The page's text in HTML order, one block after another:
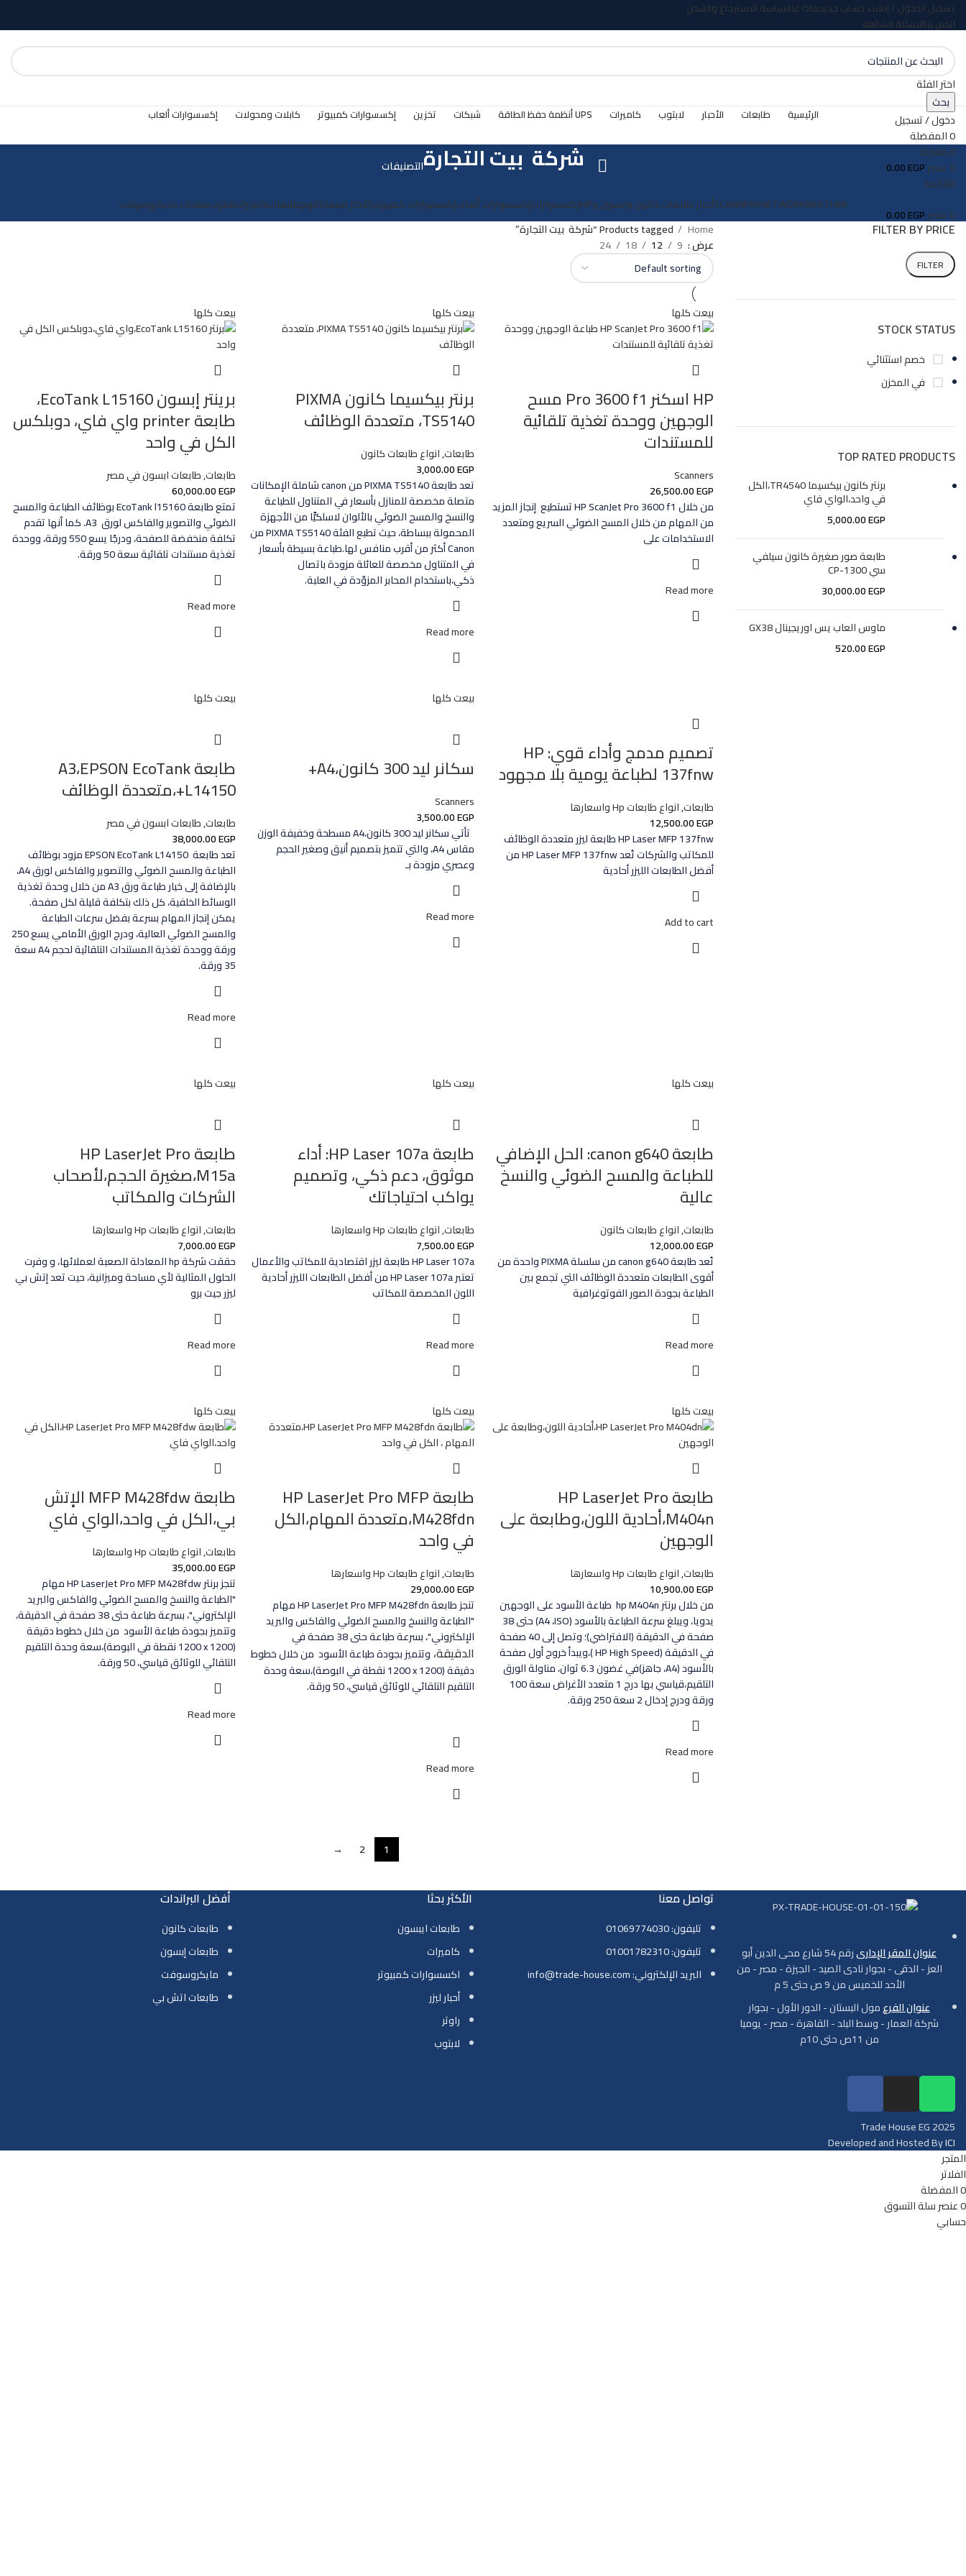
تسجيل الدخول / إنشاء حساب جديدماذا عناسياسة الاسترجاع والشحن
اتصل بناالاسئلة الشائعة
اختر الفئة
بحث
دخول / تسجيل
0المفضلة
0مقارنة
0عنصر 0.00EGP
القائمة
0عنصر 0.00EGP
الرئيسية طابعات الأحبار لابتوب كاميرات UPS أنظمة حفظ الطاقة شبكات تخزين إكسسوارات كمبيوتر كابلات ومحولات إكسسوارات ألعاب
شركة بيت التجارةالتصنيفات
BROTHER
NETWORK
SCANNERSأحبار طابعات كانون وابسون وHP إكسسواراتإكسسوارات ألعابإكسسوارات كمبيوترالأكثر مبيعابانتومطابعاتكاميراتلابتوبمنتجات مايكروسوفت
FILTER BY PRICE
FILTER
STOCK STATUS
خصم استثنائي
في المخزن
TOP RATED PRODUCTS
برنتر كانون بيكسيما TR4540،الكل
في واحد،الواي فاي
5,000.00EGP
طابعة صور صغيرة كانون سيلفي
سي CP-1300
30,000.00EGP
ماوس العاب يس اوريجينال GX38
520.00EGP
Home
Products tagged “شركة بيت التجارة”
عرض 9
12
18
24
بيعت كلها
HP اسكنر Pro 3600 f1 مسح
الوجهين ووحدة تغذية تلقائية
للمستندات
Scanners
26,500.00EGP
من خلال HP ScanJet Pro 3600 f1 تستطيع إنجاز المزيد
من المهام من خلال المسح الضوئي السريع ومتعدد
الاستخدامات على
Read more
بيعت كلها
برنتر بيكسيما كانون PIXMA
TS5140، متعددة الوظائف
طابعات,انواع طابعات كانون
3,000.00EGP
تعد طابعة PIXMA TS5140 من canon شاملة الإمكانات
متصلة مخصصة للمنازل بأسعار في المتناول للطباعة
والنسخ والمسح الضوئي بالألوان لاسلكيًّا من الأجهزة
المحمولة ببساطة، حيث تطبع الفئة PIXMA TS5140 من
Canon أكثر من أقرب منافس لها.طباعة بسيطة بأسعار
في المتناول مخصصة للعائلة مزودة باتصال
ذكي،باستخدام المحابر المزوّدة في العلبة.
Read more
بيعت كلها
برينتر إبسون EcoTank L15160،
طابعة printer واي فاي، دوبلكس
الكل في واحد
طابعات,طابعات ابسون في مصر
60,000.00EGP
تمتع طابعة EcoTank l15160 بوظائف الطباعة والمسح
الضوئي والتصوير والفاكس لورق A3 ‎. كما أنها تقدم
تكلفة منخفضة للصفحة، ودرجًا يسع 550 ورقة، ووحدة
تغذية مستندات تلقائية سعة 50 ورقة.
Read more
تصميم مدمج وأداء قوي: HP
137fnw لطباعة يومية بلا مجهود
طابعات,انواع طابعات Hp واسعارها
12,500.00EGP
HP Laser MFP 137fnw طابعة ليزر متعددة الوظائف
للمكاتب والشركات تُعد HP Laser MFP 137fnw من
أفضل الطابعات الليزر أحادية
Add to cart
بيعت كلها
سكانر ليد 300 كانون،A4+
Scanners
3,500.00EGP
تأتي سكانر ليد 300 كانون،A4 مسطحة وخفيفة الوزن
مقاس A4، والتي تتميز بتصميم أنيق وصغير الحجم
وعصري مزودة بـ
Read more
بيعت كلها
طابعة A3،EPSON EcoTank
L14150+،متعددة الوظائف
طابعات,طابعات ابسون في مصر
38,000.00EGP
تعد طابعة EPSON EcoTank L14150 مزود بوظائف
الطباعة والمسح الضوئي والتصوير والفاكس لورق A4،
بالإضافة إلى خيار طباعة ورق A3 من خلال وحدة تغذية
الوسائط الخلفية، كل ذلك بتكلفة قليلة لكل صفحة.
يمكن إنجاز المهام بسرعة بفضل سرعات الطباعة
والمسح الضوئي العالية، ودرج الورق الأمامي يسع 250
ورقة ووحدة تغذية المستندات التلقائية لحجم A4 سعة
35 ورقة.
Read more
بيعت كلها
طابعة canon g640: الحل الإضافي
للطباعة والمسح الضوئي والنسخ
عالية
طابعات,انواع طابعات كانون
12,000.00EGP
تُعد طابعة canon g640 من سلسلة PIXMA واحدة من
أقوى الطابعات متعددة الوظائف التي تجمع بين
الطباعة بجودة الصور الفوتوغرافية
Read more
بيعت كلها
طابعة HP Laser 107a: أداء
موثوق، دعم ذكي، وتصميم
يواكب احتياجاتك
طابعات,انواع طابعات Hp واسعارها
7,500.00EGP
HP Laser 107a طابعة ليزر اقتصادية للمكاتب والأعمال
تعتبر HP Laser 107a من أفضل الطابعات الليزر أحادية
اللون المخصصة للمكاتب
Read more
بيعت كلها
طابعة HP LaserJet Pro
M15a‎،صغيرة الحجم،لأصحاب
الشركات والمكاتب
طابعات,انواع طابعات Hp واسعارها
7,000.00EGP
حققت شركة hp المعادلة الصعبة لعملائها، و وفرت
الحلول المثالية لأي مساحة وميزانية، حيت تعد إتش بي
ليزر جيت برو
Read more
بيعت كلها
طابعة HP LaserJet Pro
M404n،أحادية اللون،وطابعة على
الوجهين
طابعات,انواع طابعات Hp واسعارها
10,900.00EGP
من خلال برنتر hp M404n طباعة الأسود على الوجهين
يدويا، ويبلغ سرعة الطباعة بالأسود (ISO‏، A4‏) حتى 38
صفحة في الدقيقة (الافتراضي)؛ وتصل إلى 40 صفحة
في الدقيقة (HP High
Speed )،ويبدأ خروج أول صفحة
بالأسود (A4، جاهز)في غضون 6.3 ثوان،
مناولة الورق
التلقيم،قياسي بها درج 1 متعدد الأغراض سعة 100
ورقة ودرج إدخال 2 سعة 250 ورقة.
Read more
بيعت كلها
طابعة HP LaserJet Pro MFP
M428fdn،متعددة المهام،الكل
في واحد
طابعات,انواع طابعات Hp واسعارها
29,000.00EGP
تنجز طابعة HP LaserJet Pro MFP M428fdn مهام
"الطباعة والنسخ والمسح الضوئي والفاكس والبريد
الإلكتروني"، بسرعة طباعة حتى 38 صفحة في
الدقيقة، وتتميز بجودة طباعة الأسود من خلال خطوط
دقيقة (1200 x‏ 1200 نقطة في البوصة)،سعة وحدة
التلقيم التلقائي للوثائق قياسي، 50 ورقة.
Read more
بيعت كلها
طابعة MFP M428fdw الإتش
بي،الكل في واحد،الواي فاي
طابعات,انواع طابعات Hp واسعارها
35,000.00EGP
تنجز برنتر HP LaserJet Pro MFP M428fdw مهام
"الطباعة والنسخ والمسح الضوئي والفاكس والبريد
الإلكتروني"، بسرعة طباعة حتى 38 صفحة في الدقيقة،
وتتميز بجودة طباعة الأسود من خلال خطوط دقيقة
(1200 x‏ 1200 نقطة في البوصة)،سعة وحدة التلقيم
التلقائي للوثائق قياسي، 50 ورقة.
Read more
1
2
→
عنوان المقر الإدارى
رقم 54 شارع محى الدين أبو
العز - الدقى - بجوار نادى الصيد - الجيزة - مصر - من
الأحد للخميس من 9 ص حتى 5 م
عنوان الفرعمول البستان - الدور الأول - بجوار
شركة العمار - وسط البلد - القاهرة - مصر - يوميا
من 11ص حتى 10م
تواصل معنا
تليفون: 01069774030
تليفون: 01001782310
البريد الإلكتروني: info@trade-house.com
الأكثر بحثا
طابعات ايبسون
كاميرات
اكسسوارات كمبيوتر
أحبار ليزر
راوتر
لابتوب
أفضل البراندات
طابعات كانون
طابعات إبسون
مايكروسوفت
طابعات اتش بي
Trade House EG2025
Developed and Hosted ByICI
المتجر
الفلاتر
0المفضلة
0عنصرسلة التسوق
حسابي